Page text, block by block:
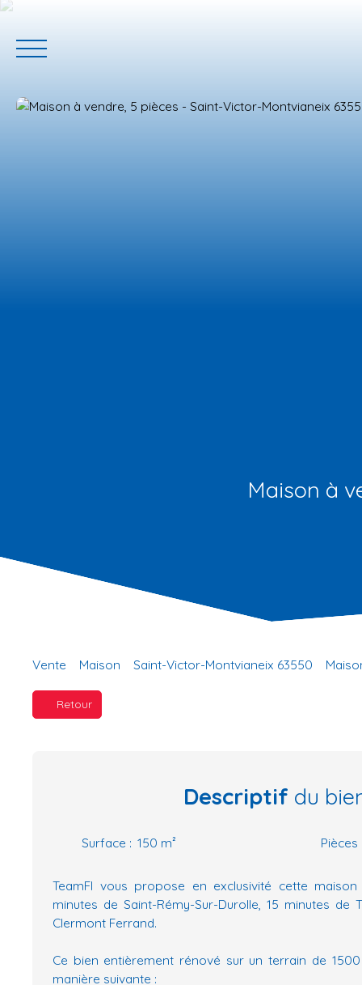
Maison à
Vente Maison Saint-Victor-Montvianeix 63550
Retour
Descriptif du
Surface : 150 m² Pièces
TeamFI vous propose en exclusivité cette
minutes de Saint-Rémy-Sur-Durolle, 15 minutes de
Clermont Ferrand.
Ce bien entièrement rénové sur un terrain de
manière suivante :